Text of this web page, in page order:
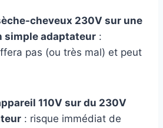
cheveux 230V sur une
simple adaptateur :
pas (ou très mal) et peut
110V sur du 230V
: risque immédiat de